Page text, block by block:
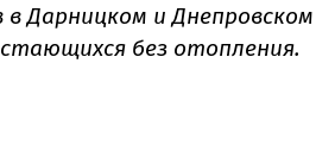
в Дарницком и Днепровском
без отопления.